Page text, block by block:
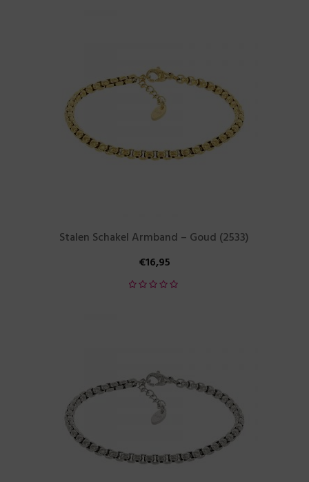
Stalen Schakel Armband – Goud (2533)
€16,95